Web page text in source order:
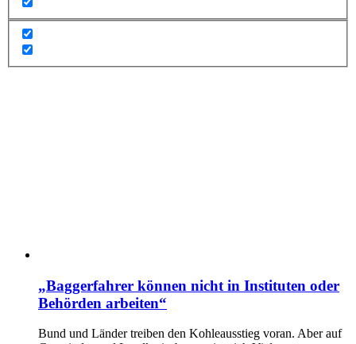
„Baggerfahrer können nicht in Instituten oder
Behörden arbeiten“
Bund und Länder treiben den Kohleausstieg voran. Aber auf